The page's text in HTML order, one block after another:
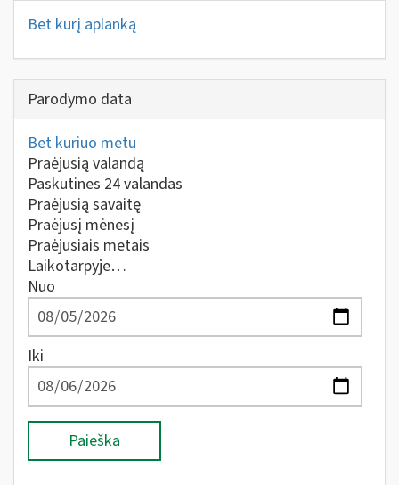
Bet kurį aplanką
Parodymo data
Bet kuriuo metu
Praėjusią valandą
Paskutines 24 valandas
Praėjusią savaitę
Praėjusį mėnesį
Praėjusiais metais
Laikotarpyje…
Nuo
Iki
Paieška